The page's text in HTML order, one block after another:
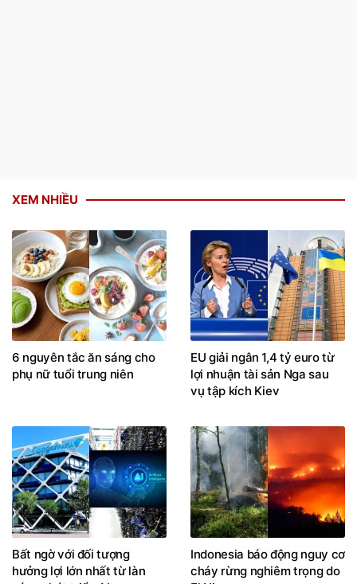
6 nguyên tắc ăn sáng cho
phụ nữ tuổi trung niên
EU giải ngân 1,4 tỷ euro từ
lợi nhuận tài sản Nga sau
vụ tập kích Kiev
Bất ngờ với đối tượng
hưởng lợi lớn nhất từ làn
sóng phát triển AI
Indonesia báo động nguy cơ
cháy rừng nghiêm trọng do
El Nino